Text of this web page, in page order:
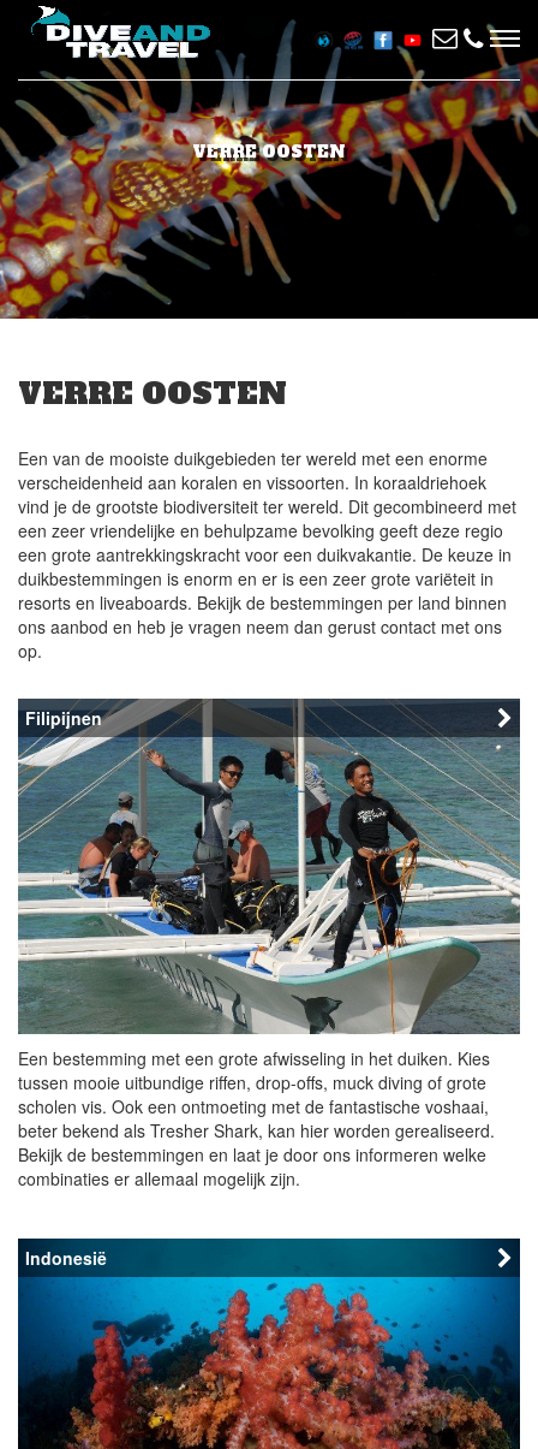
VERRE OOSTEN
VERRE OOSTEN
Een van de mooiste duikgebieden ter wereld met een enorme
verscheidenheid aan koralen en vissoorten. In koraaldriehoek
vind je de grootste biodiversiteit ter wereld. Dit gecombineerd met
een zeer vriendelijke en behulpzame bevolking geeft deze regio
een grote aantrekkingskracht voor een duikvakantie. De keuze in
duikbestemmingen is enorm en er is een zeer grote variëteit in
resorts en liveaboards. Bekijk de bestemmingen per land binnen
ons aanbod en heb je vragen neem dan gerust contact met ons
op.
Filipijnen
Een bestemming met een grote afwisseling in het duiken. Kies
tussen mooie uitbundige riffen, drop-offs, muck diving of grote
scholen vis. Ook een ontmoeting met de fantastische voshaai,
beter bekend als Tresher Shark, kan hier worden gerealiseerd.
Bekijk de bestemmingen en laat je door ons informeren welke
combinaties er allemaal mogelijk zijn.
Indonesië